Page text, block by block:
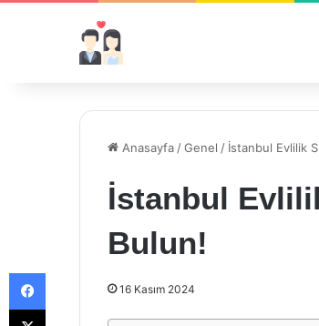
Anasayfa /Genel / İstanbul Evlilik
İstanbul
Bulun!
16 Kasım 2024
Facebook
X